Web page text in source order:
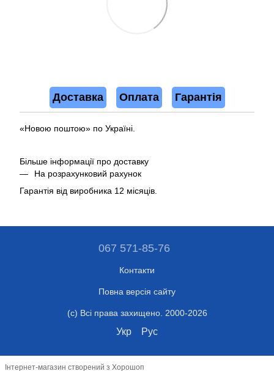
Доставка Оплата Гарантія
«Новою поштою» по Україні.
Більше інформації про доставку
На розрахунковий рахунок
Гарантія від виробника 12 місяців.
067 571-85-76
Контакти
Повна версія сайту
(c) Всі права захищено. 2000-2026
Укр Рус
Інтернет-магазин створений з Хорошоп